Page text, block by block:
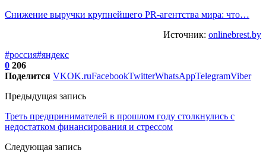
Снижение выручки крупнейшего PR-агентства мира: что…
Источник: onlinebrest.by
#россия#яндекс
0 206
Поделится VKOK.ruFacebookTwitterWhatsAppTelegramViber
Предыдущая запись
Треть предпринимателей в прошлом году столкнулись с
недостатком финансирования и стрессом
Следующая запись